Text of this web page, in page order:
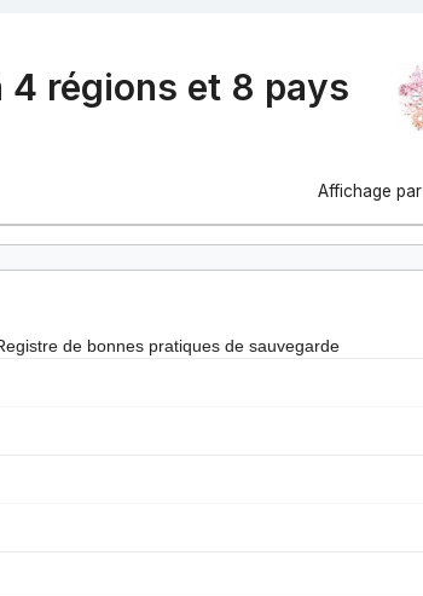
4 régions et 8 pays
Affichage par
de bonnes pratiques de sauvegarde